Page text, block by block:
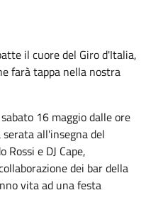
il cuore del Giro d'Italia,
farà tappa nella nostra
16 maggio dalle ore
all'insegna del
Rossi e DJ Cape,
dei bar della
vita ad una festa